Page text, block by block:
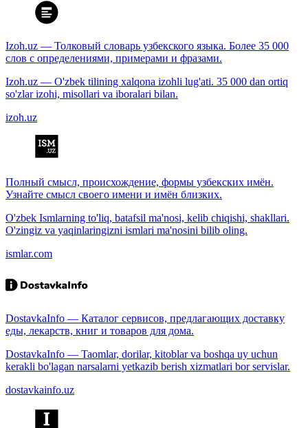
Izoh.uz — Толковый словарь узбекского языка. Более 35 000
слов с определениями, примерами и фразами.
Izoh.uz — O'zbek tilining xalqona izohli lug'ati. 35 000 dan ortiq
so'zlar izohi, misollari va iboralari bilan.
izoh.uz
Полный смысл, происхождение, формы узбекских имён.
Узнайте смысл своего имени и имён близких.
O'zbek Ismlarning to'liq, batafsil ma'nosi, kelib chiqishi, shakllari.
O'zingiz va yaqinlaringizni ismlari ma'nosini bilib oling.
ismlar.com
DostavkaInfo — Каталог сервисов, предлагающих доставку
еды, лекарств, книг и товаров для дома.
DostavkaInfo — Taomlar, dorilar, kitoblar va boshqa uy uchun
kerakli bo'lagan narsalarni yetkazib berish xizmatlari bor servislar.
dostavkainfo.uz